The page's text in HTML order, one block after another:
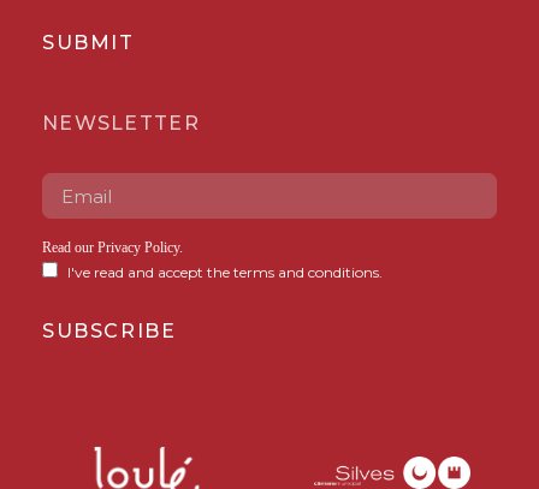
SUBMIT
NEWSLETTER
Read our Privacy Policy.
I've read and accept the terms and conditions.